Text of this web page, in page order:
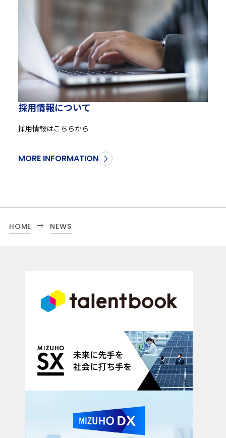
採用情報について
採用情報はこちらから
MORE INFORMATION
HOME NEWS